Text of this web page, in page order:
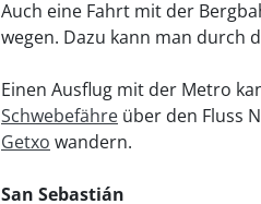
Auch eine Fahrt mit der
wegen. Dazu kann man durch
Einen Ausflug mit der Metro
Schwebefähre über den Fluss
Getxo wandern.
San Sebastián